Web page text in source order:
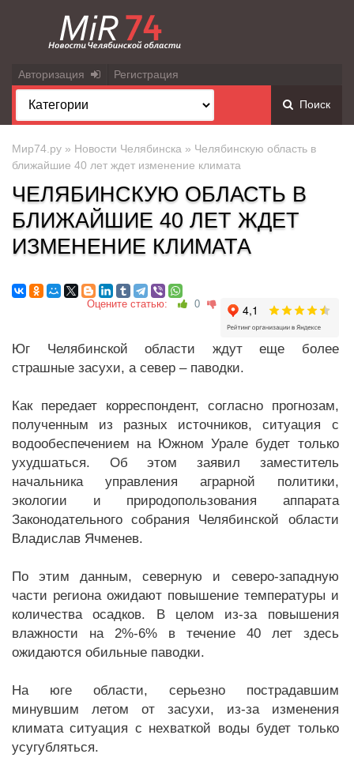
Авторизация Регистрация
Поиск
Мир74.ру » Новости Челябинска » Челябинскую область в
ближайшие 40 лет ждет изменение климата
ЧЕЛЯБИНСКУЮ ОБЛАСТЬ В
БЛИЖАЙШИЕ 40 ЛЕТ ЖДЕТ
ИЗМЕНЕНИЕ КЛИМАТА
Оцените статью: 0
Юг Челябинской области ждут еще более
страшные засухи, а север – паводки.
Как передает корреспондент, согласно прогнозам,
полученным из разных источников, ситуация с
водообеспечением на Южном Урале будет только
ухудшаться. Об этом заявил заместитель
начальника управления аграрной политики,
экологии и природопользования аппарата
Законодательного собрания Челябинской области
Владислав Ячменев.
По этим данным, северную и северо-западную
части региона ожидают повышение температуры и
количества осадков. В целом из-за повышения
влажности на 2%-6% в течение 40 лет здесь
ожидаются обильные паводки.
На юге области, серьезно пострадавшим
минувшим летом от засухи, из-за изменения
климата ситуация с нехваткой воды будет только
усугубляться.